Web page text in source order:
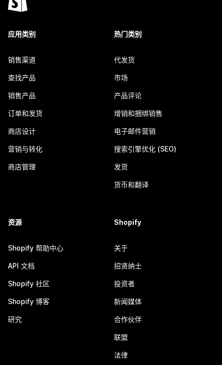
应用类别
销售渠道
查找产品
销售产品
订单和发货
商店设计
营销与转化
商店管理
热门类别
代发货
市场
产品评论
增销和捆绑销售
电子邮件营销
搜索引擎优化 (SEO)
发货
货币和翻译
资源
Shopify 帮助中心
API 文档
Shopify 社区
Shopify 博客
研究
Shopify
关于
招贤纳士
投资者
新闻媒体
合作伙伴
联盟
法律